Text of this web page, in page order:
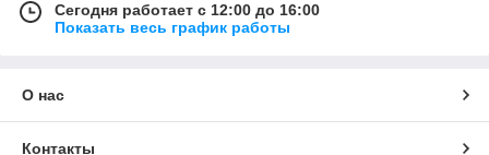
Сегодня работает с 12:00 до 16:00
Показать весь график работы
О нас
Контакты